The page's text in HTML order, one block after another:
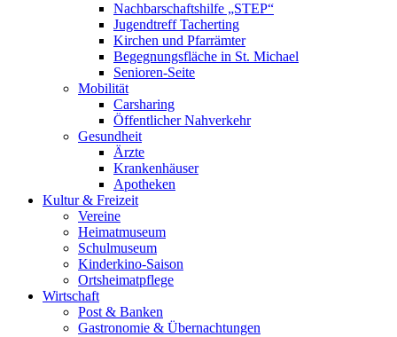
Nachbarschaftshilfe „STEP“
Jugendtreff Tacherting
Kirchen und Pfarrämter
Begegnungsfläche in St. Michael
Senioren-Seite
Mobilität
Carsharing
Öffentlicher Nahverkehr
Gesundheit
Ärzte
Krankenhäuser
Apotheken
Kultur & Freizeit
Vereine
Heimatmuseum
Schulmuseum
Kinderkino-Saison
Ortsheimatpflege
Wirtschaft
Post & Banken
Gastronomie & Übernachtungen